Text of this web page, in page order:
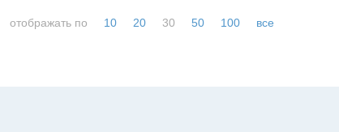
отображать по 10 20 30 50 100 все